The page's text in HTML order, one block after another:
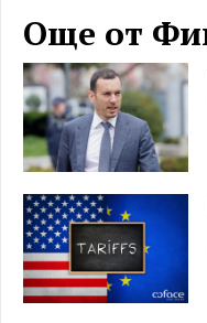
Още от